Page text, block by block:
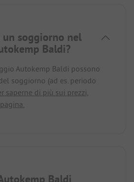
un soggiorno nel
Baldi?
Autokemp Baldi possono
soggiorno (ad es. periodo
saperne di più sui prezzi,
Baldi